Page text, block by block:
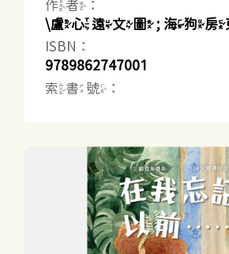
作者：
\盧心遠文圖 ; 海狗
ISBN：
9789862747001
索書號：